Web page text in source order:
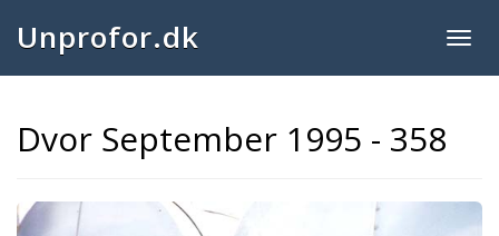
Unprofor.dk
Dvor September 1995 - 358
Previous